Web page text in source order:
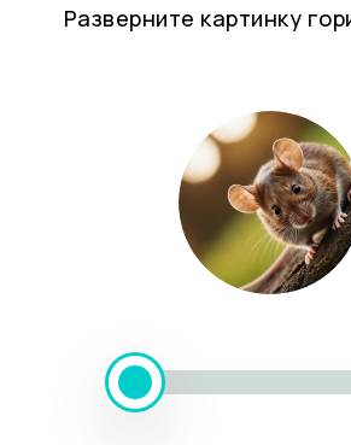
Разверните картинку